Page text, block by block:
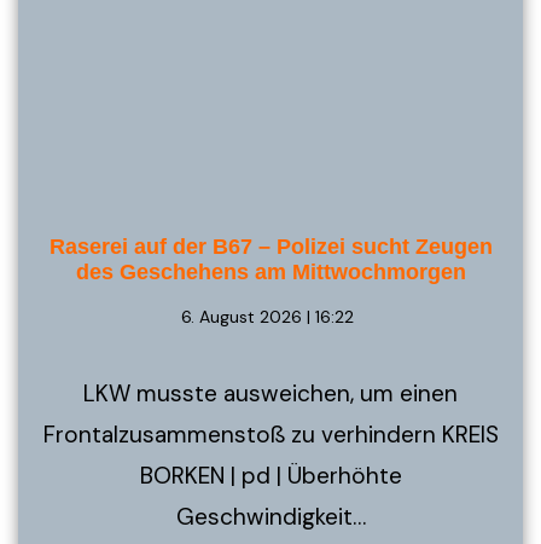
Raserei auf der B67 – Polizei sucht Zeugen
des Geschehens am Mittwochmorgen
6. August 2026 | 16:22
LKW musste ausweichen, um einen
Frontalzusammenstoß zu verhindern KREIS
BORKEN | pd | Überhöhte
Geschwindigkeit…